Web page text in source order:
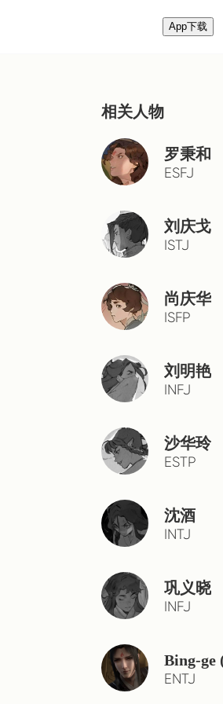
App下载
相关人物
罗秉和
ESFJ
刘庆戈
ISTJ
尚庆华
ISFP
刘明艳
INFJ
沙华玲
ESTP
沈酒
INTJ
巩义晓
INFJ
Bing-ge
ENTJ